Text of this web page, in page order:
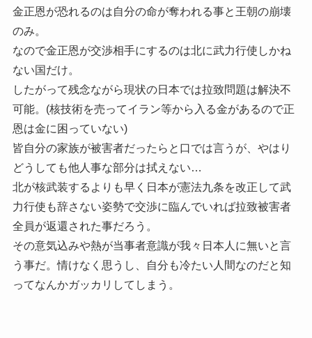
金正恩が恐れるのは自分の命が奪われる事と王朝の崩壊
のみ。
なので金正恩が交渉相手にするのは北に武力行使しかね
ない国だけ。
したがって残念ながら現状の日本では拉致問題は解決不
可能。(核技術を売ってイラン等から入る金があるので正
恩は金に困っていない)
皆自分の家族が被害者だったらと口では言うが、やはり
どうしても他人事な部分は拭えない…
北が核武装するよりも早く日本が憲法九条を改正して武
力行使も辞さない姿勢で交渉に臨んでいれば拉致被害者
全員が返還された事だろう。
その意気込みや熱が当事者意識が我々日本人に無いと言
う事だ。情けなく思うし、自分も冷たい人間なのだと知
ってなんかガッカリしてしまう。